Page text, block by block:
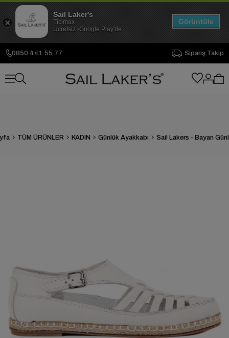
0850 441 55 77 Sipariş Takip
TÜM ÜRÜNLER KADIN Günlük Ayakkabı
Sail Laker's
Ticimax
Ücretsiz -Google Play'de
Görüntüle